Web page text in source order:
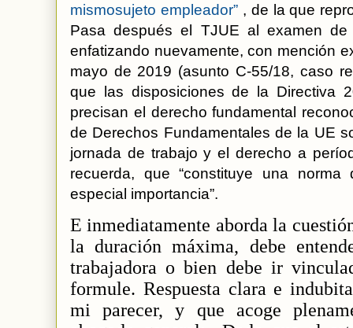
mismosujeto empleador”, de la que
Pasa después el TJUE al examen
enfatizando nuevamente, con mención
mayo de 2019 (asunto C-55/18, caso
que las disposiciones de la Directiva
precisan el derecho fundamental
de Derechos Fundamentales de la UE
jornada de trabajo y el derecho a
recuerda, que “constituye una
especial importancia”.
E inmediatamente aborda la
la duración máxima, debe
trabajadora o bien debe ir
formule. Respuesta clara e
mi parecer, y que acoge